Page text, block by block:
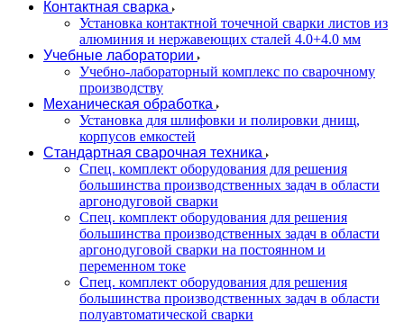
Контактная сварка
Установка контактной точечной сварки листов из
алюминия и нержавеющих сталей 4.0+4.0 мм
Учебные лаборатории
Учебно-лабораторный комплекс по сварочному
производству
Механическая обработка
Установка для шлифовки и полировки днищ,
корпусов емкостей
Стандартная сварочная техника
Спец. комплект оборудования для решения
большинства производственных задач в области
аргонодуговой сварки
Спец. комплект оборудования для решения
большинства производственных задач в области
аргонодуговой сварки на постоянном и
переменном токе
Спец. комплект оборудования для решения
большинства производственных задач в области
полуавтоматической сварки